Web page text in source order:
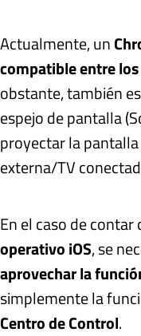
Actualmente, un
compatible entre
obstante, también
espejo de pantalla
proyectar la
externa/TV
En el caso de
operativo iOS, se
aprovechar la
simplemente la
Centro de Control.